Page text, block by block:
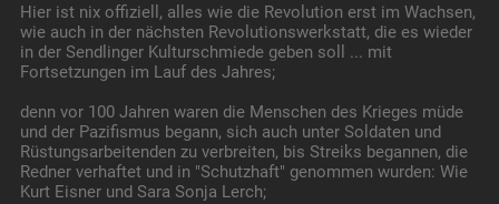
Hier ist nix offiziell, alles wie die Revolution erst im Wachsen,
wie auch in der nächsten Revolutionswerkstatt, die es wieder
in der Sendlinger Kulturschmiede geben soll ... mit
Fortsetzungen im Lauf des Jahres;
denn vor 100 Jahren waren die Menschen des Krieges müde
und der Pazifismus begann, sich auch unter Soldaten und
Rüstungsarbeitenden zu verbreiten, bis Streiks begannen, die
Redner verhaftet und in "Schutzhaft" genommen wurden: Wie
Kurt Eisner und Sara Sonja Lerch;